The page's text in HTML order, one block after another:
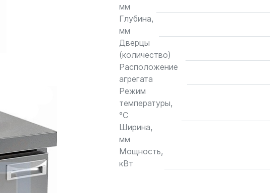
мм
Глубина,
мм
Дверцы
(количество)
Расположение
агрегата
Режим
температуры,
°С
Ширина,
мм
Мощность,
кВт